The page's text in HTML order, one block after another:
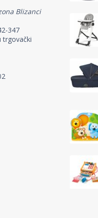
Blizanci
347
trgovački